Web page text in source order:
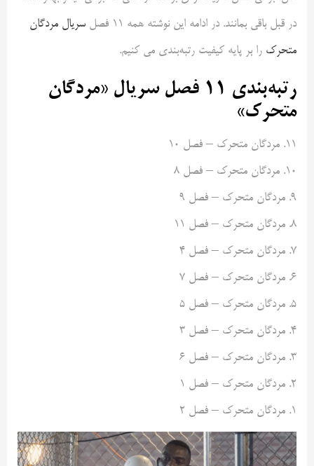
در قبل باقی بمانند. در ادامه این نوشته همه ۱۱ فصل
سریال مردگان
متحرک را بر پایه کیفیت رتبه‌بندی می کنیم.
رتبه‌بندی ۱۱ فصل سریال «مردگان
متحرک»
۱۱. مردگان متحرک – فصل ۱۰
۱۰. مردگان متحرک – فصل ۸
۹. مردگان متحرک – فصل ۹
۸. مردگان متحرک – فصل ۱۱
۷. مردگان متحرک – فصل ۴
۶. مردگان متحرک – فصل ۷
۵. مردگان متحرک – فصل ۵
۴. مردگان متحرک – فصل ۳
۳. مردگان متحرک – فصل ۶
۲. مردگان متحرک – فصل ۱
۱. مردگان متحرک – فصل ۲